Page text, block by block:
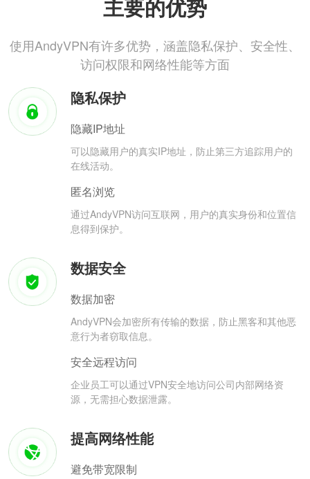
主要的优势
使用AndyVPN有许多优势，涵盖隐私保护、安全性、
访问权限和网络性能等方面
隐私保护
隐藏IP地址
可以隐藏用户的真实IP地址，防止第三方追踪用户的
在线活动。
匿名浏览
通过AndyVPN访问互联网，用户的真实身份和位置信
息得到保护。
数据安全
数据加密
AndyVPN会加密所有传输的数据，防止黑客和其他恶
意行为者窃取信息。
安全远程访问
企业员工可以通过VPN安全地访问公司内部网络资
源，无需担心数据泄露。
提高网络性能
避免带宽限制